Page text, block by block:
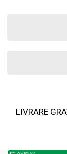
LIVRARE